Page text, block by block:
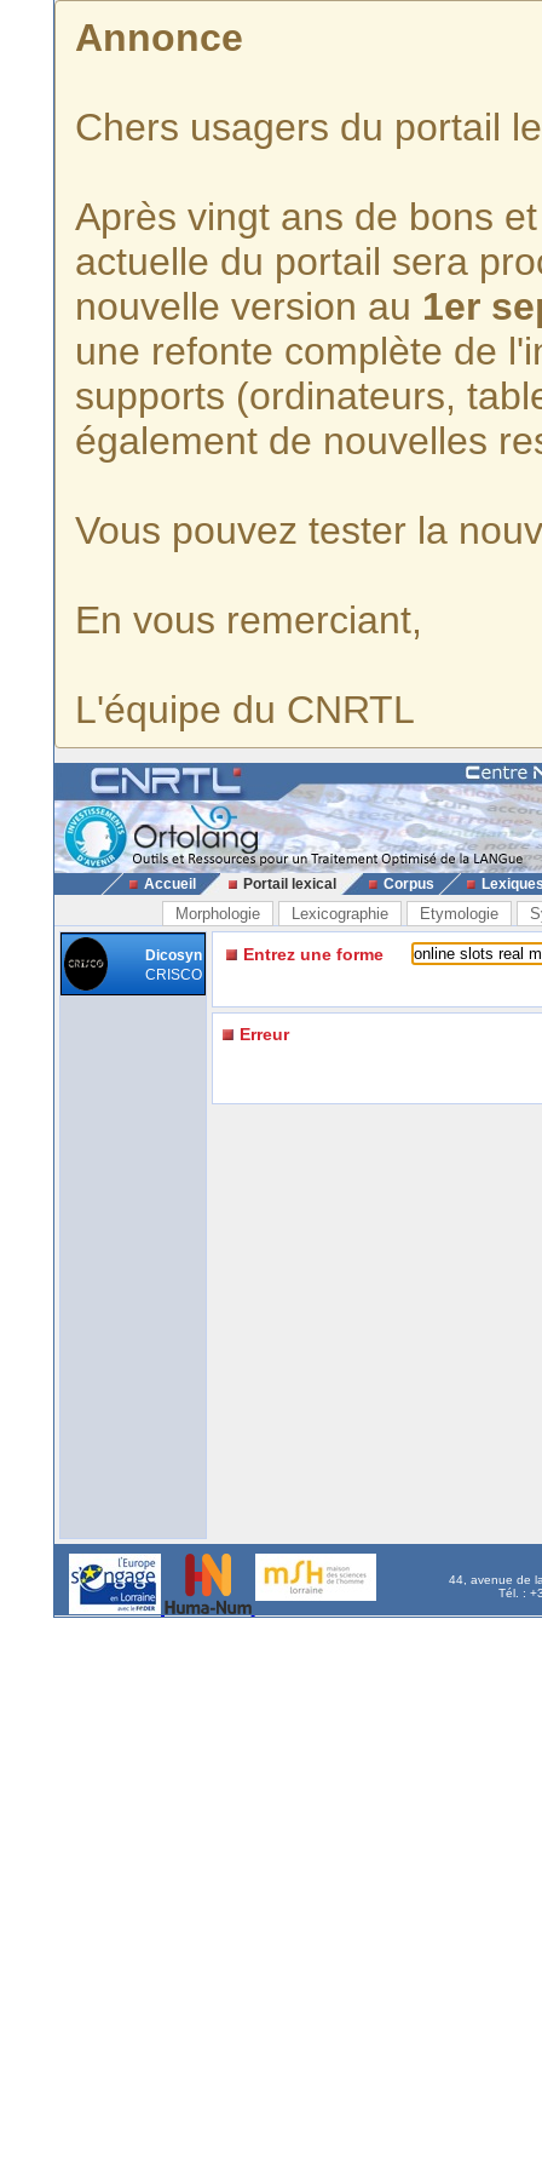
Annonce
Chers usagers du portail
Après vingt ans de bons
actuelle du portail sera
nouvelle version au 1er
une refonte complète de
supports (ordinateurs,
également de nouvelles
Vous pouvez tester la
En vous remerciant,
L'équipe du CNRTL
Accueil Portail lexical Corpus
Morphologie Lexicographie Etymologie
Dicosyn
CRISCO
Entrez une forme
Erreur
44, avenue de
Tél. :